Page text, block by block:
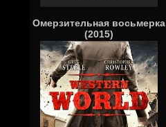
Омерзительная восьмерка
(2015)